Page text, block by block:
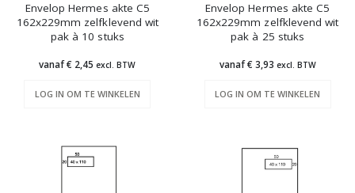
Envelop Hermes akte C5
162x229mm zelfklevend wit
pak à 10 stuks
vanaf € 2,45excl. BTW
LOG IN OM TE WINKELEN
Envelop Hermes akte C5
162x229mm zelfklevend wit
pak à 25 stuks
vanaf € 3,93 excl. BTW
LOG IN OM TE WINKELEN